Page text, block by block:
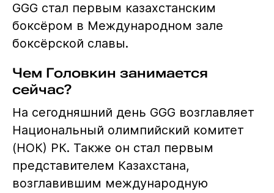
GGG стал первым казахстанским
боксёром в Международном зале
боксёрской славы.
Чем Головкин занимается
сейчас?
На сегодняшний день GGG возглавляет
Национальный олимпийский комитет
(НОК) РК. Также он стал первым
представителем Казахстана,
возглавившим международную